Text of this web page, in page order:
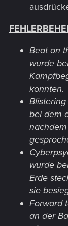
Beat on
wurde
konnten.
bei dem
wurde
Erde
sie
Forward
an der